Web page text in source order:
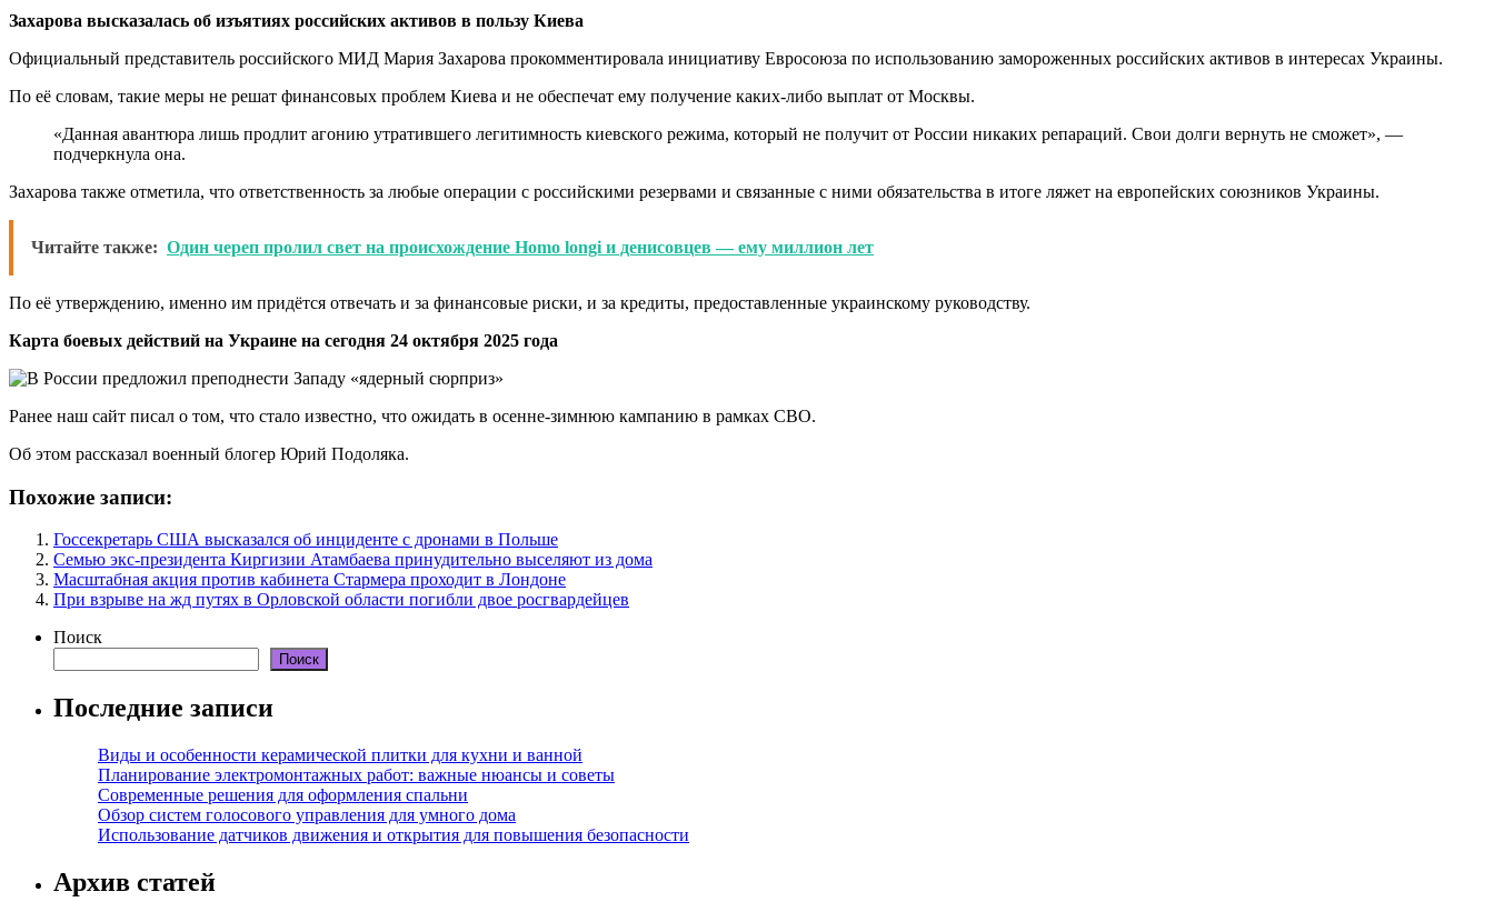
Захарова высказалась об изъятиях российских активов в пользу Киева
Официальный представитель российского МИД Мария Захарова прокомментировала инициативу Евросоюза по использованию замороженных российских активов в интересах Украины.
По её словам, такие меры не решат финансовых проблем Киева и не обеспечат ему получение каких-либо выплат от Москвы.
«Данная авантюра лишь продлит агонию утратившего легитимность киевского режима, который не получит от России никаких репараций. Свои долги вернуть не сможет», —
подчеркнула она.
Захарова также отметила, что ответственность за любые операции с российскими резервами и связанные с ними обязательства в итоге ляжет на европейских союзников Украины.
Читайте также: Один череп пролил свет на происхождение Homo longi и денисовцев — ему миллион лет
По её утверждению, именно им придётся отвечать и за финансовые риски, и за кредиты, предоставленные украинскому руководству.
Карта боевых действий на Украине на сегодня 24 октября 2025 года
Ранее наш сайт писал о том, что стало известно, что ожидать в осенне-зимнюю кампанию в рамках СВО.
Об этом рассказал военный блогер Юрий Подоляка.
Похожие записи:
Госсекретарь США высказался об инциденте с дронами в Польше
Семью экс-президента Киргизии Атамбаева принудительно выселяют из дома
Масштабная акция против кабинета Стармера проходит в Лондоне
При взрыве на жд путях в Орловской области погибли двое росгвардейцев
Поиск
Поиск
Последние записи
Виды и особенности керамической плитки для кухни и ванной
Планирование электромонтажных работ: важные нюансы и советы
Современные решения для оформления спальни
Обзор систем голосового управления для умного дома
Использование датчиков движения и открытия для повышения безопасности
Архив статей